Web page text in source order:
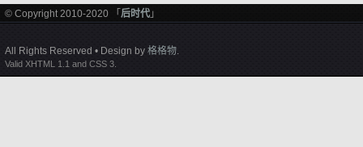
© Copyright 2010-2020 「 后时代 」
All Rights Reserved • Design by 格格物.
Valid XHTML 1.1 and CSS 3.